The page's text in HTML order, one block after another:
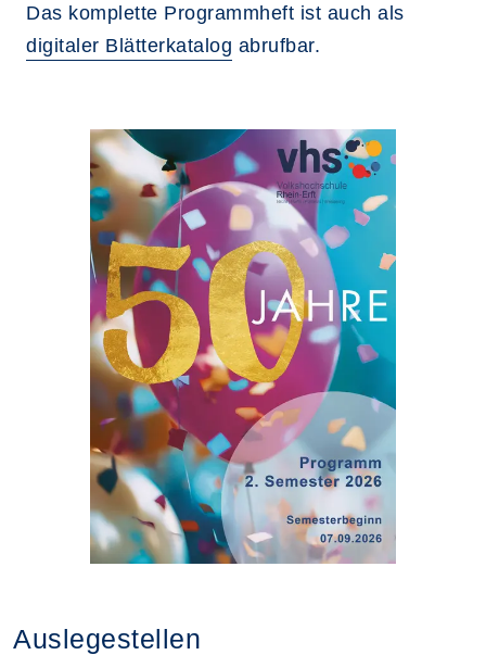
Das komplette Programmheft ist auch als
digitaler Blätterkatalog abrufbar.
Auslegestellen